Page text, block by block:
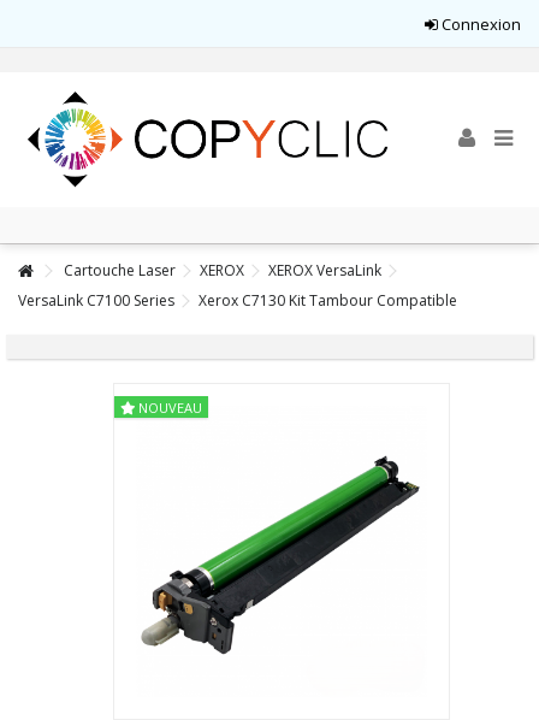
Connexion
Cartouche Laser XEROX
XEROX VersaLink
VersaLink C7100 Series
Xerox C7130 Kit Tambour Compatible
NOUVEAU